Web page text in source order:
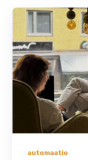
automaatio